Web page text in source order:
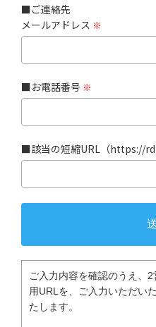
■ご連絡先
メールアドレス ※
■お電話番号 ※
■該当の短縮URL（https://
ご入力内容を確認のうえ、
用URLを、ご入力いただい
たします。